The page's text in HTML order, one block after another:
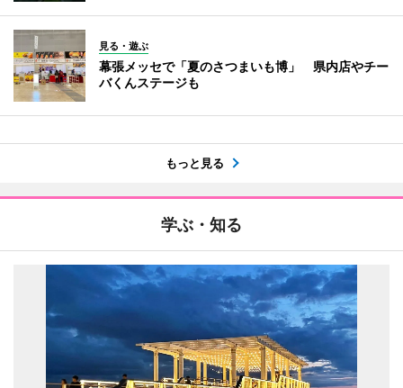
見る・遊ぶ
幕張メッセで「夏のさつまいも博」 県内店やチー
バくんステージも
もっと見る
学ぶ・知る